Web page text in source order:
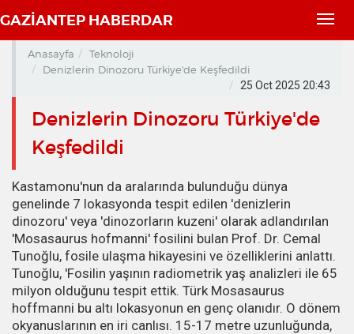
GAZİANTEP HABERDAR
Anasayfa
Teknoloji
Denizlerin Dinozoru Türkiye'de Keşfedildi
25 Oct 2025 20:43
Denizlerin Dinozoru Türkiye'de
Keşfedildi
Kastamonu'nun da aralarında bulunduğu dünya
genelinde 7 lokasyonda tespit edilen 'denizlerin
dinozoru' veya 'dinozorların kuzeni' olarak adlandırılan
'Mosasaurus hofmanni' fosilini bulan Prof. Dr. Cemal
Tunoğlu, fosile ulaşma hikayesini ve özelliklerini anlattı.
Tunoğlu, 'Fosilin yaşının radiometrik yaş analizleri ile 65
milyon olduğunu tespit ettik. Türk Mosasaurus
hoffmanni bu altı lokasyonun en genç olanıdır. O dönem
okyanuslarının en iri canlısı. 15-17 metre uzunluğunda,